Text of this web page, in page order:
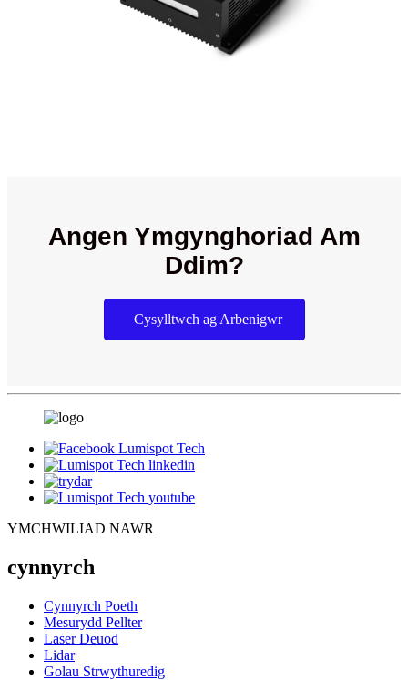
Angen Ymgynghoriad Am
Ddim?
Cysylltwch ag Arbenigwr
YMCHWILIAD NAWR
cynnyrch
Cynnyrch Poeth
Mesurydd Pellter
Laser Deuod
Lidar
Golau Strwythuredig